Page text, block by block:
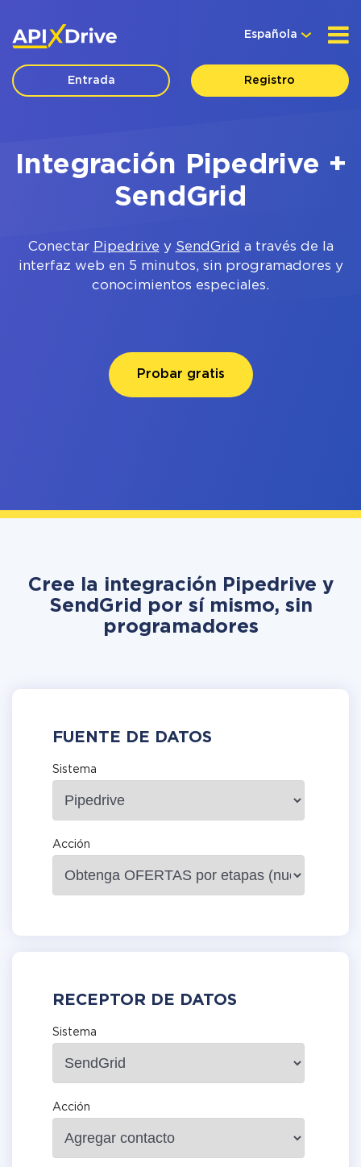
Española
Entrada Registro
Integración Pipedrive +
SendGrid
Conectar Pipedrive y SendGrid a través de la
interfaz web en 5 minutos, sin programadores y
conocimientos especiales.
Probar gratis
Cree la integración Pipedrive y
SendGrid por sí mismo, sin
programadores
FUENTE DE DATOS
Sistema
Acción
RECEPTOR DE DATOS
Sistema
Acción